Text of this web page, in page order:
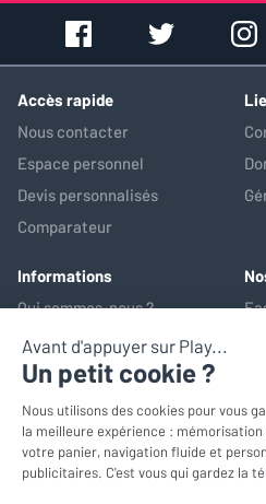
Accès rapide
Nous contacter
Espace personnel
Devis personnalisés
Comparateur
Informations
Qui sommes-nous ?
Nos services
Service après-vente
*Prix de référence : ce prix
sur les 30 jours précédant
© EasyLounge 2026 - Tous droits